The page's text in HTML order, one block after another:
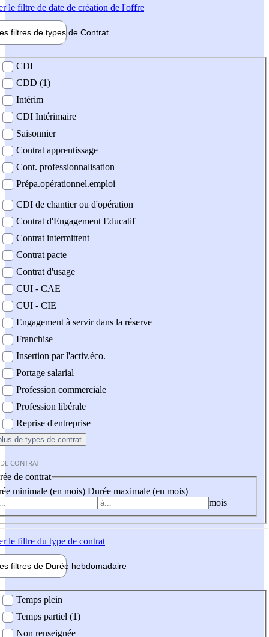
le filtre de date de création de l'offre
filtres de types de Contrat
contrat
CDI
CDD (1)
Intérim
CDI Intérimaire
Saisonnier
Contrat apprentissage
Cont. professionnalisation
Prépa.opérationnel.emploi
CDI de chantier ou d'opération
Contrat d'Engagement Educatif
Contrat intermittent
Contrat pacte
Contrat d'usage
CUI - CAE
CUI - CIE
Engagement à servir dans la réserve
Franchise
Insertion par l'activ.éco.
Portage salarial
Profession commerciale
Profession libérale
Reprise d'entreprise
de types de contrat
CONTRAT
de contrat
minimale (en mois) Durée maximale (en mois)
mois
le filtre du type de contrat
filtres de Durée hebdomadaire
Temps plein
Temps partiel (1)
Non renseignée